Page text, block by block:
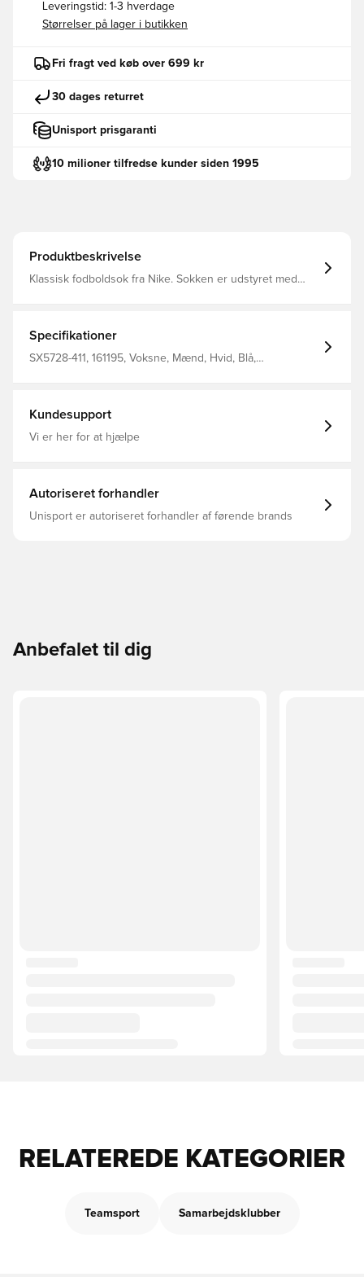
Leveringstid: 1-3 hverdage
Størrelser på lager i butikken
Fri fragt ved køb over 699 kr
30 dages returret
Unisport prisgaranti
10 milioner tilfredse kunder siden 1995
Produktbeskrivelse
Klassisk fodboldsok fra Nike. Sokken er udstyret med
Specifikationer
SX5728-411, 161195, Voksne, Mænd, Hvid, Blå,
Kundesupport
Vi er her for at hjælpe
Autoriseret forhandler
Unisport er autoriseret forhandler af førende brands
Anbefalet til dig
RELATEREDE KATEGORIER
Teamsport Samarbejdsklubber